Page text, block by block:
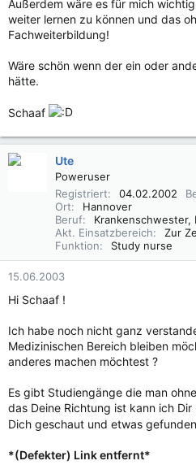
Außerdem wäre es für mich
weiter lernen zu können und das
Fachweiterbildung!
Wäre schön wenn der ein oder
hätte.
Schaaf
Ute
Poweruser
Registriert
04.02.2002
Ort
Hannover
Beruf
Akt. Einsatzbereich
Zur
Funktion
Study nurse
15.06.2003
Hi Schaaf !
Ich habe noch nicht ganz
Medizinischen Bereich bleiben
anderes machen möchtest ?
Es gibt Studiengänge die man
das Deine Richtung ist kann ich
Dich geschaut und etwas
*(Defekter) Link entfernt*